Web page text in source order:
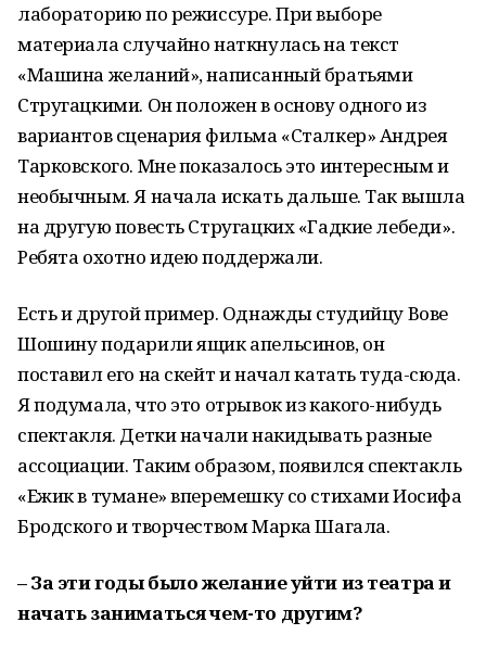
лабораторию по режиссуре. При выборе
материала случайно наткнулась на текст
«Машина желаний», написанный братьями
Стругацкими. Он положен в основу одного из
вариантов сценария фильма «Сталкер» Андрея
Тарковского. Мне показалось это интересным и
необычным. Я начала искать дальше. Так вышла
на другую повесть Стругацких «Гадкие лебеди».
Ребята охотно идею поддержали.
Есть и другой пример. Однажды студийцу Вове
Шошину подарили ящик апельсинов, он
поставил его на скейт и начал катать туда-сюда.
Я подумала, что это отрывок из какого-нибудь
спектакля. Детки начали накидывать разные
ассоциации. Таким образом, появился спектакль
«Ежик в тумане» вперемешку со стихами Иосифа
Бродского и творчеством Марка Шагала.
– За эти годы было желание уйти из театра и
начать заниматься чем-то другим?